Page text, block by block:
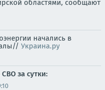
областями, сообщают
начались в
Украина.ру
за сутки: